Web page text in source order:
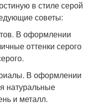
в стиле серой
советы:
В оформлении
оттенки серого
В оформлении
натуральные
и металл.